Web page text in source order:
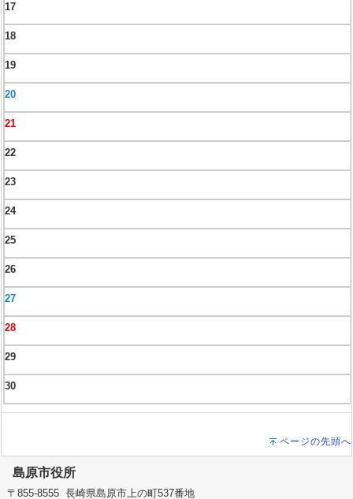
17
18
19
20
21
22
23
24
25
26
27
28
29
30
ページの先頭へ
島原市役所
〒855-8555 長崎県島原市上の町537番地